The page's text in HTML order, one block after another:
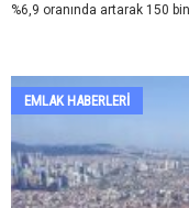
%6,9 oranında artarak 150
EMLAK HABERLERI